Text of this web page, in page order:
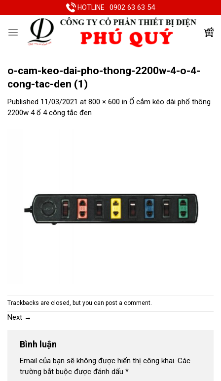
to
HOTLINE 0902 63 63 54
o-cam-keo-dai-pho-thong-2200w-4-o-4-
cong-tac-den (1)
Published 11/03/2021 at 800 × 600 in Ổ cắm kéo dài phổ thông
2200w 4 ổ 4 công tắc đen
Trackbacks are closed, but you can post a comment.
Next →
Bình luận
Email của bạn sẽ không được hiển thị công khai. Các
trường bắt buộc được đánh dấu *